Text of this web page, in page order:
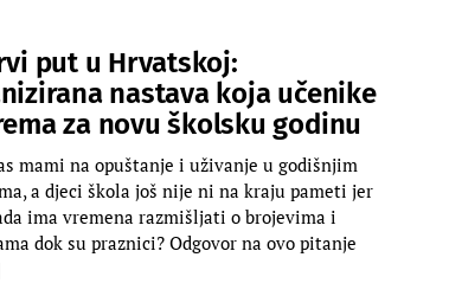
put u Hrvatskoj:
nastava koja učenike
za novu školsku godinu
mami na opuštanje i uživanje u godišnjim
a djeci škola još nije ni na kraju pameti jer
ima vremena razmišljati o brojevima i
dok su praznici? Odgovor na ovo pitanje